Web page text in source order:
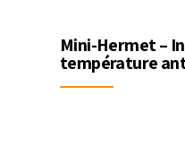
Mini-Hermet –
température